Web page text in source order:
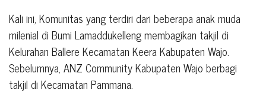
Kali ini, Komunitas yang terdiri dari beberapa anak muda
milenial di Bumi Lamaddukelleng membagikan takjil di
Kelurahan Ballere Kecamatan Keera Kabupaten Wajo.
Sebelumnya, ANZ Community Kabupaten Wajo berbagi
takjil di Kecamatan Pammana.